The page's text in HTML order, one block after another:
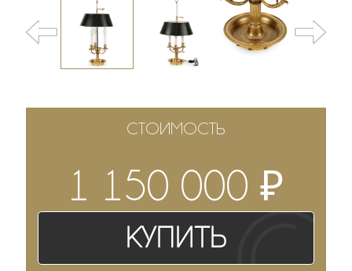
СТОИМОСТЬ
1 150 000₽
Купить